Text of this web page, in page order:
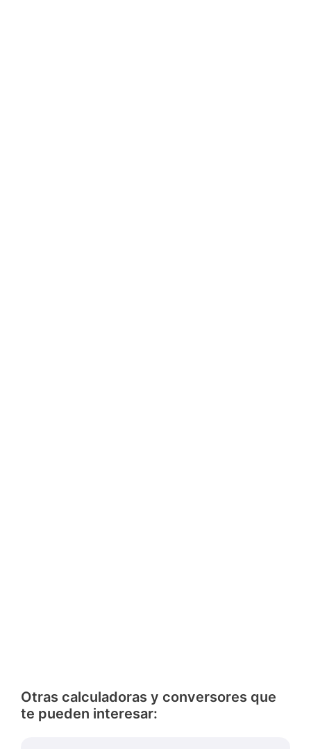
Otras calculadoras y conversores que
te pueden interesar: